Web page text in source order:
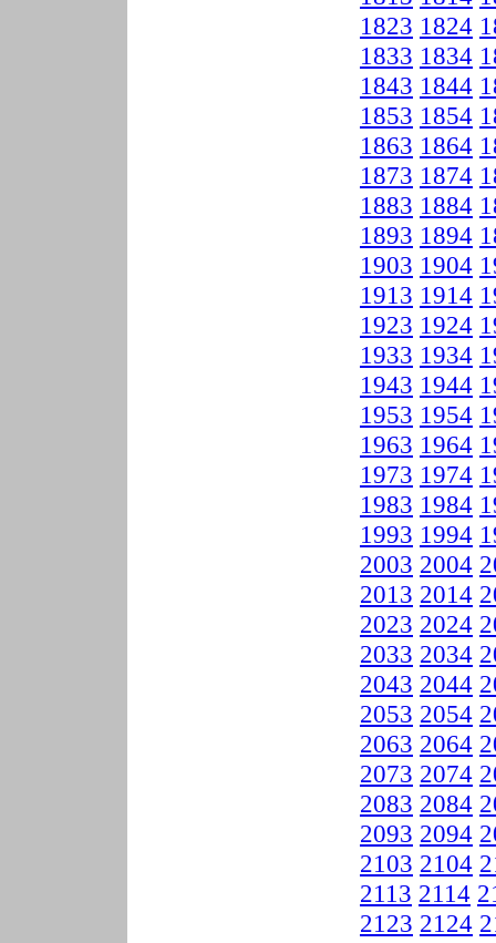
1823 1824
1833 1834
1843 1844
1853 1854
1863 1864
1873 1874
1883 1884
1893 1894
1903 1904
1913 1914
1923 1924
1933 1934
1943 1944
1953 1954
1963 1964
1973 1974
1983 1984
1993 1994
2003 2004
2013 2014
2023 2024
2033 2034
2043 2044
2053 2054
2063 2064
2073 2074
2083 2084
2093 2094
2103 2104
2113 2114
2123 2124